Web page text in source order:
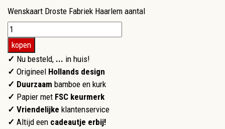
Wenskaart Droste Fabriek Haarlem aantal
kopen
✓ Nu besteld, ... in huis!
✓ Origineel Hollands design
✓ Duurzaam bamboe en kurk
✓ Papier met FSC keurmerk
✓ Vriendelijke klantenservice
✓ Altijd een cadeautje erbij!